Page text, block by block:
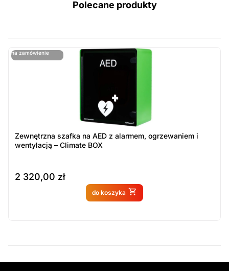
Polecane produkty
na zamówienie
ostatnie sztuki
Zewnętrzna szafka na AED z alarmem, ogrzewaniem i
wentylacją – Climate BOX
2 320,00 zł
do koszyka
Produkt dostępny na